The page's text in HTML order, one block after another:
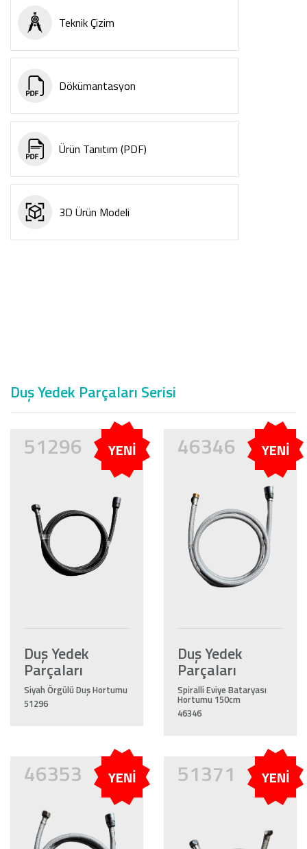
Teknik Çizim
Dökümantasyon
Ürün Tanıtım (PDF)
3D Ürün Modeli
Duş Yedek Parçaları Serisi
51296 YENİ
Duş Yedek
Parçaları
Siyah Örgülü Duş Hortumu
51296
46346 YENİ
Duş Yedek
Parçaları
Spiralli Eviye Bataryası
Hortumu 150cm
46346
46353 YENİ 51371 YENİ